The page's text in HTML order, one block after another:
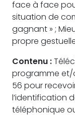
face à face
situation de
gagnant » ;
propre
Contenu :
programme et/
56 pour
l’identification
téléphonique